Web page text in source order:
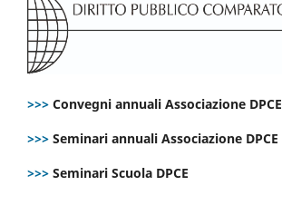
>>> Convegni annuali Associazione DPCE
>>> Seminari annuali Associazione DPCE
>>> Seminari Scuola DPCE